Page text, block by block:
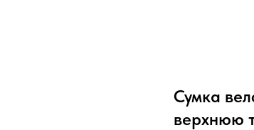
Сумка
верхнюю